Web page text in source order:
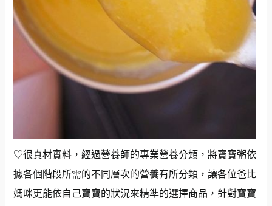
♡很真材實料，經過營養師的專業營養分類，將寶寶粥依
據各個階段所需的不同層次的營養有所分類，讓各位爸比
媽咪更能依自己寶寶的狀況來精準的選擇商品，針對寶寶